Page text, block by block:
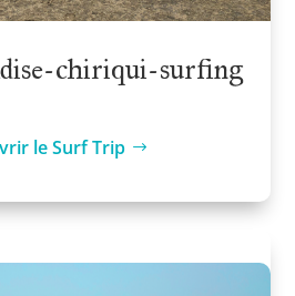
chiriqui-surfing
le Surf Trip